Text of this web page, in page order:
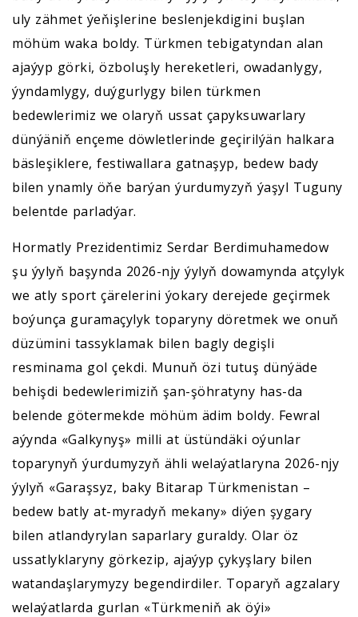
uly zähmet ýeňişlerine beslenjekdigini buşlan
möhüm waka boldy. Türkmen tebigatyndan alan
ajaýyp görki, özboluşly hereketleri, owadanlygy,
ýyndamlygy, duýgurlygy bilen türkmen
bedewlerimiz we olaryň ussat çapyksuwarlary
dünýäniň ençeme döwletlerinde geçirilýän halkara
bäsleşiklere, festiwallara gatnaşyp, bedew bady
bilen ynamly öňe barýan ýurdumyzyň ýaşyl Tuguny
belentde parladýar.
Hormatly Prezidentimiz Serdar Berdimuhamedow
şu ýylyň başynda 2026-njy ýylyň dowamynda atçylyk
we atly sport çärelerini ýokary derejede geçirmek
boýunça guramaçylyk toparyny döretmek we onuň
düzümini tassyklamak bilen bagly degişli
resminama gol çekdi. Munuň özi tutuş dünýäde
behişdi bedewlerimiziň şan-şöhratyny has-da
belende götermekde möhüm ädim boldy. Fewral
aýynda «Galkynyş» milli at üstündäki oýunlar
toparynyň ýurdumyzyň ähli welaýatlaryna 2026-njy
ýylyň «Garaşsyz, baky Bitarap Türkmenistan –
bedew batly at-myradyň mekany» diýen şygary
bilen atlandyrylan saparlary guraldy. Olar öz
ussatlyklaryny görkezip, ajaýyp çykyşlary bilen
watandaşlarymyzy begendirdiler. Toparyň agzalary
welaýatlarda gurlan «Türkmeniň ak öýi»